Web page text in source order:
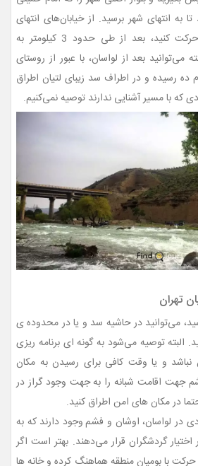
به انتهای شهر برسید. از خیابان‌های انتهای
لواسان به سمت راست حرکت کنید، بعد از طی حدود 3 کیلومتر به
می‌توانید بعد از لواسان، با عبور از روستای
ده رسیده و در اطراف سد زیبای لتیان اطراق
که با مسیر آشنایی ندارند توصیه نمی‌کنیم.
تهران
می‌توانید در حاشیه سد و یا در محدوده ی
البته توصیه می‌شود به گونه ای برنامه ریزی
نباشد و یا وقت کافی برای رسیدن به مکان
جهت اقامت شبانه را به جهت وجود گراز در
در مکان های امن اطراق کنید.
در لواسان، اوشان و فشموجود دارند که به
گردشگران قرار می‌دهند. بهتر است اگر
با بومیان منطقه هماهنگ کرده و خانه ها